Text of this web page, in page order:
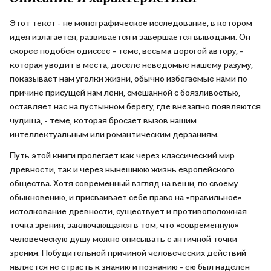
Этот текст - не монографическое исследование, в котором
идея излагается, развивается и завершается выводами. Он
скорее подобен одиссее - теме, весьма дорогой автору, -
которая уводит в места, доселе неведомые нашему разуму,
показывает нам уголки жизни, обычно избегаемые нами по
причине присущей нам лени, смешанной с боязливостью,
оставляет нас на пустынном берегу, где внезапно появляются
чудища, - теме, которая бросает вызов нашим
интеллектуальным или романтическим дерзаниям.
Путь этой книги пролегает как через классический мир
древности, так и через нынешнюю жизнь европейского
общества. Хотя современный взгляд на вещи, по своему
обыкновению, и присваивает себе право на «правильное»
истолкование древности, существует и противоположная
точка зрения, заключающаяся в том, что «современную»
человеческую душу можно описывать с античной точки
зрения. Побудительной причиной человеческих действий
является не страсть к знанию и познанию - ею был наделен